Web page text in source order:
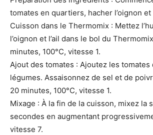
tomates en quartiers, hacher l’oignon et
Cuisson dans le Thermomix : Mettez
l’oignon et l’ail dans le bol du
minutes, 100°C, vitesse 1.
Ajout des tomates : Ajoutez les
légumes. Assaisonnez de sel et de
20 minutes, 100°C, vitesse 1.
Mixage : À la fin de la cuisson, mixez la
secondes en augmentant
vitesse 7.